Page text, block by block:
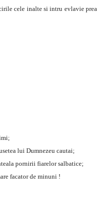
cele inalte si intru evlavie prea
lui Dumnezeu cautai;
pornirii fiarelor salbatice;
facator de minuni !